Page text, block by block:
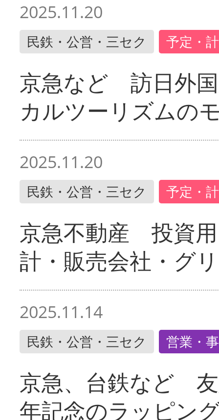
2025.11.20
民鉄・公営・三セク 予定・
京急など 訪日外
カルツーリズムの
2025.11.20
民鉄・公営・三セク 予定・
京急不動産 投資
計・販売会社・グ
2025.11.14
民鉄・公営・三セク 営業・
京急、台鉄など
年記念のラッピン